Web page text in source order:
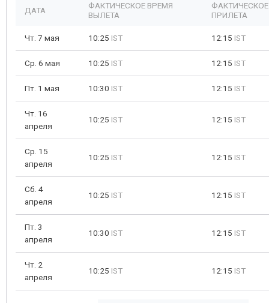
ДАТА
ФАКТИЧЕСКОЕ ВРЕМЯ
ВЫЛЕТА
ПРИЛЕТА
Чт. 7 мая 10:25 IST 12:15 IST
Ср. 6 мая 10:25 IST 12:15 IST
Пт. 1 мая 10:30 IST 12:15 IST
Чт. 16
апреля
10:25 IST 12:15 IST
Ср. 15
апреля
10:25 IST 12:15 IST
Сб. 4
апреля
10:25 IST 12:15 IST
Пт. 3
апреля
10:30 IST 12:15 IST
Чт. 2
апреля
10:25 IST 12:15 IST